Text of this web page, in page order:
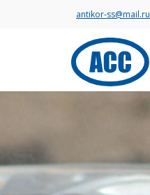
antikor-ss@mail.ru